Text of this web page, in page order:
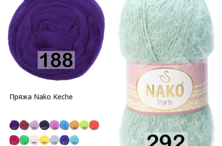
Пряжа Nako Keche